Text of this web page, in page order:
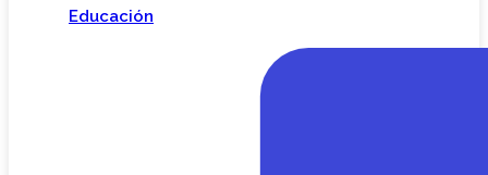
Educación